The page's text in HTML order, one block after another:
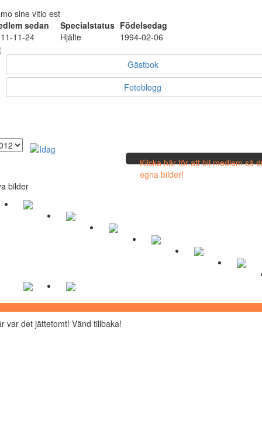
sine vitio est
sedan
Specialstatus Födelsedag
11-24
Hjälte 1994-02-06
Gästbok
Fotoblogg
Klicka här för att bli medlem så
egna bilder!
bilder
var det jättetomt! Vänd tillbaka!